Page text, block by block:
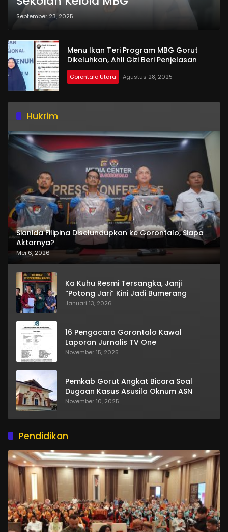
September 23, 2025
Menu Ikan Teri Program MBG Gorut
Dikeluhkan, Ahli Gizi Beri Penjelasan
Gorontalo Utara Agustus 28, 2025
Hukrim
Sianida Filipina Diselundupkan ke Gorontalo, Siapa
Aktornya?
Mei 6, 2026
Ka Kuhu Resmi Tersangka, Janji
“Potong Jari” Kini Jadi Bumerang
Januari 13, 2026
16 Pengacara Gorontalo Kawal
Laporan Jurnalis TV One
November 15, 2025
Pemkab Gorut Angkat Bicara Soal
Dugaan Kasus Asusila Oknum ASN
November 10, 2025
Pendidikan